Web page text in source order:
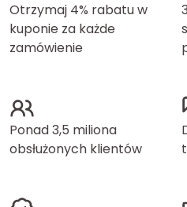
Otrzymaj 4% rabatu w
kuponie za każde
zamówienie
Ponad 3,5 miliona
obsłużonych klientów